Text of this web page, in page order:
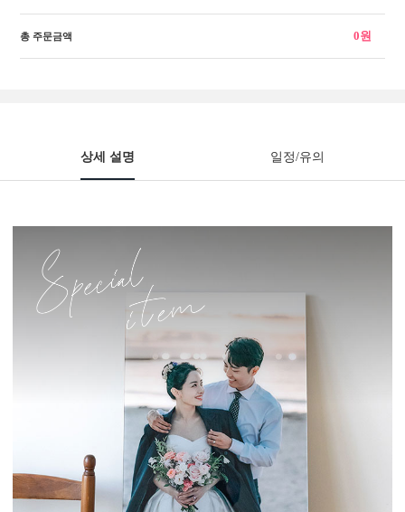
총 주문금액 0원
상세 설명 일정/유의